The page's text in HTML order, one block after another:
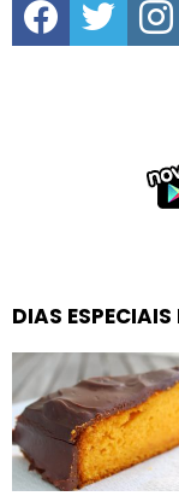
DIAS ESPECIAIS